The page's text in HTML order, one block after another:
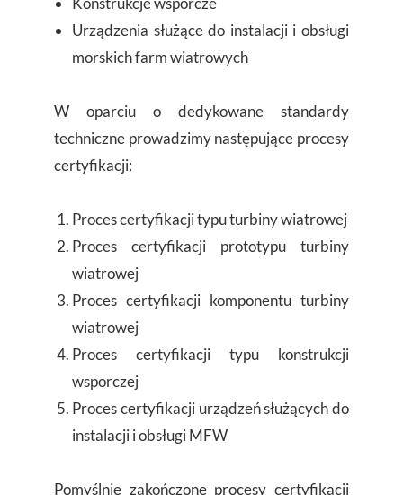
Urządzenia służące do instalacji i obsługi
morskich farm wiatrowych
W oparciu o dedykowane standardy
techniczne prowadzimy następujące procesy
certyfikacji:
Proces certyfikacji typu turbiny wiatrowej
Proces certyfikacji prototypu turbiny
wiatrowej
Proces certyfikacji komponentu turbiny
wiatrowej
Proces certyfikacji typu konstrukcji
wsporczej
Proces certyfikacji urządzeń służących do
instalacji i obsługi MFW
Pomyślnie zakończone procesy certyfikacji